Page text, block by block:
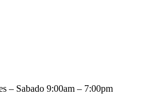
– Sabado 9:00am – 7:00pm